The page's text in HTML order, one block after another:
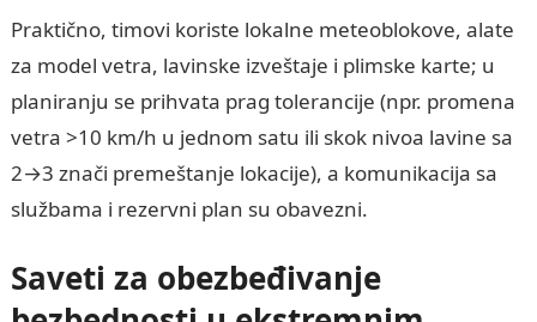
Praktično, timovi koriste lokalne meteoblokove, alate
za model vetra, lavinske izveštaje i plimske karte; u
planiranju se prihvata prag tolerancije (npr. promena
vetra >10 km/h u jednom satu ili skok nivoa lavine sa
2→3 znači premeštanje lokacije), a komunikacija sa
službama i rezervni plan su obavezni.
Saveti za obezbeđivanje